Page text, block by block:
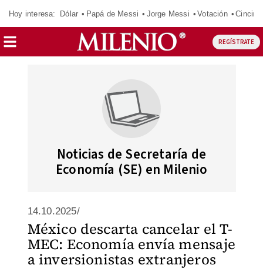
Hoy interesa: Dólar Papá de Messi Jorge Messi Votación
REGÍSTRATE
Noticias de Secretaría de
Economía (SE) en Milenio
14.10.2025/
México descarta cancelar el T-
MEC: Economía envía mensaje
a inversionistas extranjeros